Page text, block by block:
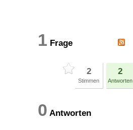
1 Frage
2
Stimmen
2
Antworten
0 Antworten